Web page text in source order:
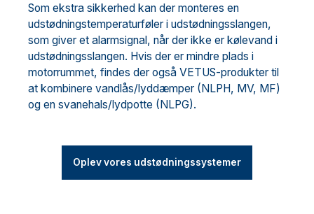
Som ekstra sikkerhed kan der monteres en
udstødningstemperaturføler i udstødningsslangen,
som giver et alarmsignal, når der ikke er kølevand i
udstødningsslangen. Hvis der er mindre plads i
motorrummet, findes der også VETUS-produkter til
at kombinere vandlås/lyddæmper (NLPH, MV, MF)
og en svanehals/lydpotte (NLPG).
Oplev vores udstødningssystemer